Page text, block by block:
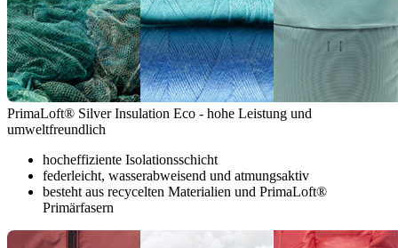
PrimaLoft® Silver Insulation Eco - hohe Leistung und
umweltfreundlich
hocheffiziente Isolationsschicht
federleicht, wasserabweisend und atmungsaktiv
besteht aus recycelten Materialien und PrimaLoft®
Primärfasern